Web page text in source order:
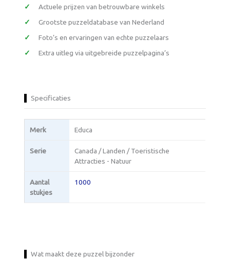
Actuele prijzen van betrouwbare winkels
Grootste puzzeldatabase van Nederland
Foto’s en ervaringen van echte puzzelaars
Extra uitleg via uitgebreide puzzelpagina’s
Specificaties
Merk Educa
Serie
Canada / Landen / Toeristische
Attracties - Natuur
Aantal
stukjes
1000
Wat maakt deze puzzel bijzonder